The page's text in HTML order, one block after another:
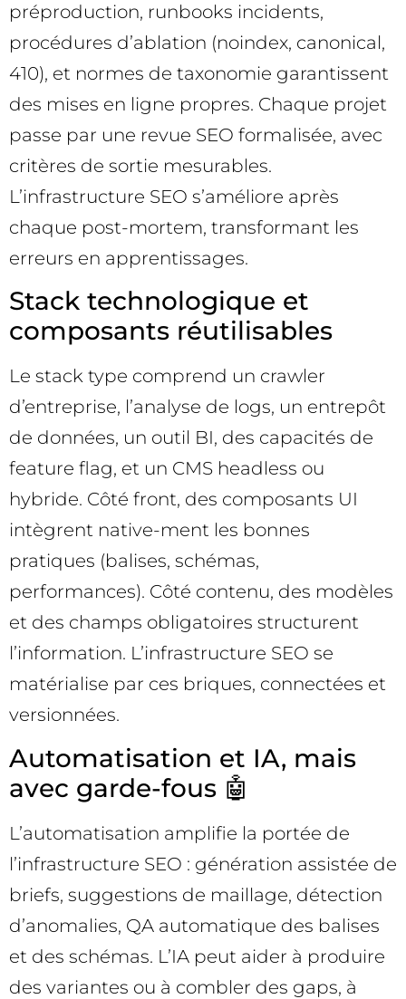
préproduction, runbooks incidents,
procédures d’ablation (noindex, canonical,
410), et normes de taxonomie garantissent
des mises en ligne propres. Chaque projet
passe par une revue SEO formalisée, avec
critères de sortie mesurables.
L’infrastructure SEO s’améliore après
chaque post-mortem, transformant les
erreurs en apprentissages.
Stack technologique et
composants réutilisables
Le stack type comprend un crawler
d’entreprise, l’analyse de logs, un entrepôt
de données, un outil BI, des capacités de
feature flag, et un CMS headless ou
hybride. Côté front, des composants UI
intègrent native-ment les bonnes
pratiques (balises, schémas,
performances). Côté contenu, des modèles
et des champs obligatoires structurent
l’information. L’infrastructure SEO se
matérialise par ces briques, connectées et
versionnées.
Automatisation et IA, mais
avec garde-fous 🤖
L’automatisation amplifie la portée de
l’infrastructure SEO : génération assistée de
briefs, suggestions de maillage, détection
d’anomalies, QA automatique des balises
et des schémas. L’IA peut aider à produire
des variantes ou à combler des gaps, à